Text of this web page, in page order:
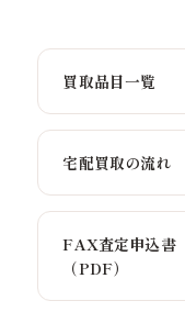
買取品目一覧
宅配買取の流れ
FAX査定申込書
（PDF）